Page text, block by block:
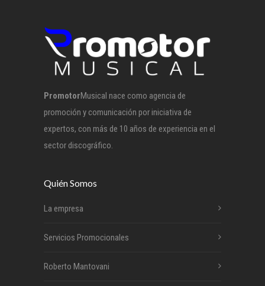
PromotorMusical nace como agencia de
promoción y comunicación por iniciativa de
expertos, con más de 10 años de experiencia en el
sector discográfico.
Quién Somos
La empresa
Servicios Promocionales
Roberto Mantovani